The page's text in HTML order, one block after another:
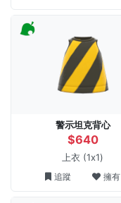
警示坦克背心
$640
上衣 (1x1)
追蹤 擁有